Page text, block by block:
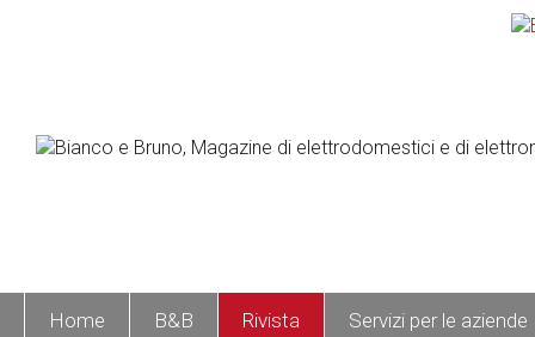
Home B&B Rivista Servizi per le aziende